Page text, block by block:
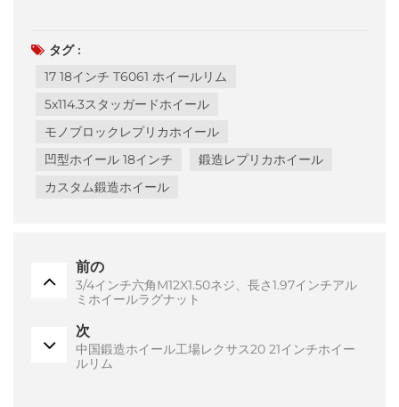
タグ :
17 18インチ T6061 ホイールリム
5x114.3スタッガードホイール
モノブロックレプリカホイール
凹型ホイール 18インチ
鍛造レプリカホイール
カスタム鍛造ホイール
前の
3/4インチ六角M12X1.50ネジ、長さ1.97インチアル
ミホイールラグナット
次
中国鍛造ホイール工場レクサス20 21インチホイー
ルリム